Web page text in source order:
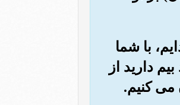
با شما
دارید از
می کنیم.